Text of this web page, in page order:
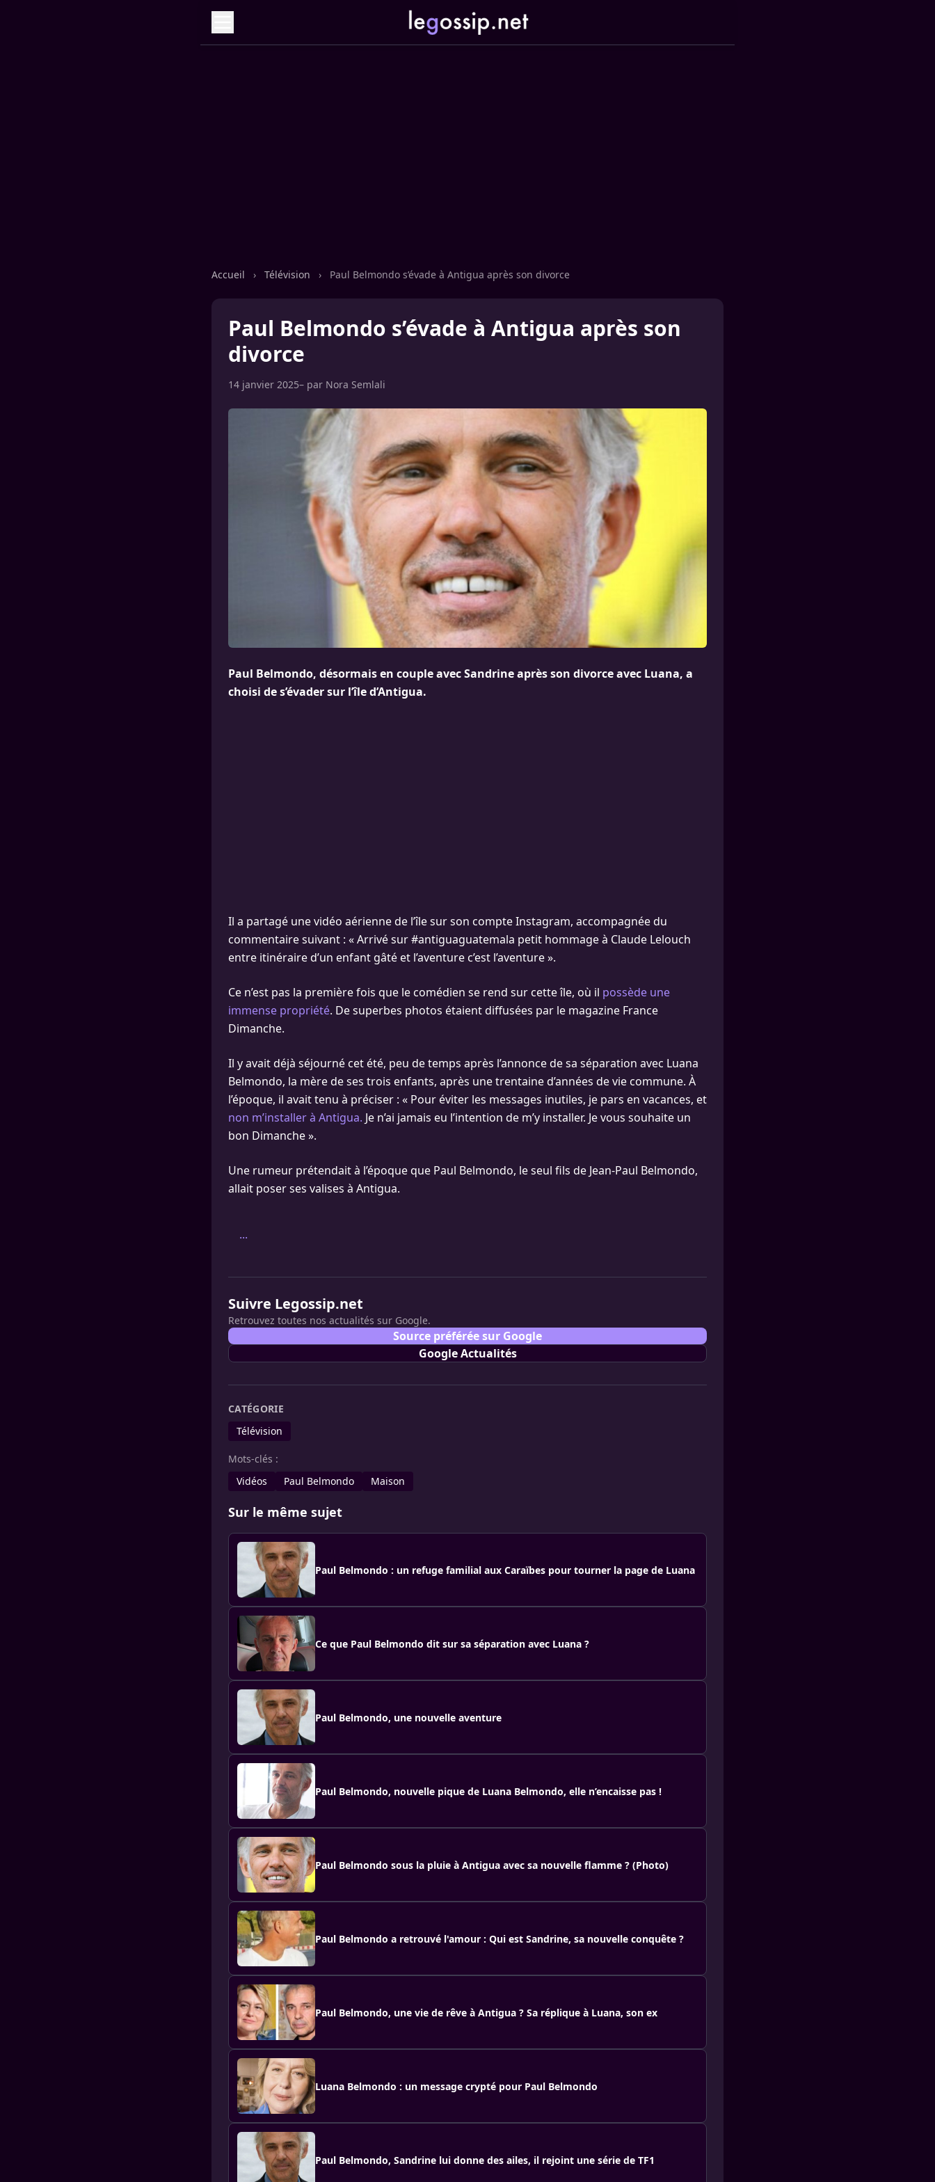
Accueil › Télévision › Paul Belmondo s’évade à Antigua après son divorce
Paul Belmondo s’évade à Antigua après son
divorce
14 janvier 2025– par Nora Semlali
Paul Belmondo, désormais en couple avec Sandrine après son divorce avec Luana, a
choisi de s’évader sur l’île d’Antigua.
Il a partagé une vidéo aérienne de l’île sur son compte Instagram, accompagnée du
commentaire suivant : « Arrivé sur #antiguaguatemala petit hommage à Claude Lelouch
entre itinéraire d’un enfant gâté et l’aventure c’est l’aventure ».
Ce n’est pas la première fois que le comédien se rend sur cette île, où il possède une
immense propriété. De superbes photos étaient diffusées par le magazine France
Dimanche.
Il y avait déjà séjourné cet été, peu de temps après l’annonce de sa séparation avec Luana
Belmondo, la mère de ses trois enfants, après une trentaine d’années de vie commune. À
l’époque, il avait tenu à préciser : « Pour éviter les messages inutiles, je pars en vacances, et
non m’installer à Antigua. Je n’ai jamais eu l’intention de m’y installer. Je vous souhaite un
bon Dimanche ».
Une rumeur prétendait à l’époque que Paul Belmondo, le seul fils de Jean-Paul Belmondo,
allait poser ses valises à Antigua.
...
Suivre Legossip.net
Retrouvez toutes nos actualités sur Google.
Source préférée sur Google
Google Actualités
CATÉGORIE
Télévision
Mots-clés :
Vidéos
Paul Belmondo Maison
Sur le même sujet
Paul Belmondo : un refuge familial aux Caraïbes pour tourner la page de Luana
Ce que Paul Belmondo dit sur sa séparation avec Luana ?
Paul Belmondo, une nouvelle aventure
Paul Belmondo, nouvelle pique de Luana Belmondo, elle n’encaisse pas !
Paul Belmondo sous la pluie à Antigua avec sa nouvelle flamme ? (Photo)
Paul Belmondo a retrouvé l'amour : Qui est Sandrine, sa nouvelle conquête ?
Paul Belmondo, une vie de rêve à Antigua ? Sa réplique à Luana, son ex
Luana Belmondo : un message crypté pour Paul Belmondo
Paul Belmondo, Sandrine lui donne des ailes, il rejoint une série de TF1